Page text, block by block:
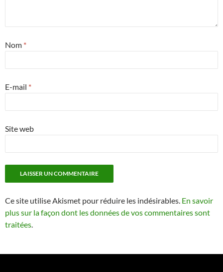
Nom *
E-mail *
Site web
Ce site utilise Akismet pour réduire les indésirables. En savoir
plus sur la façon dont les données de vos commentaires sont
traitées.